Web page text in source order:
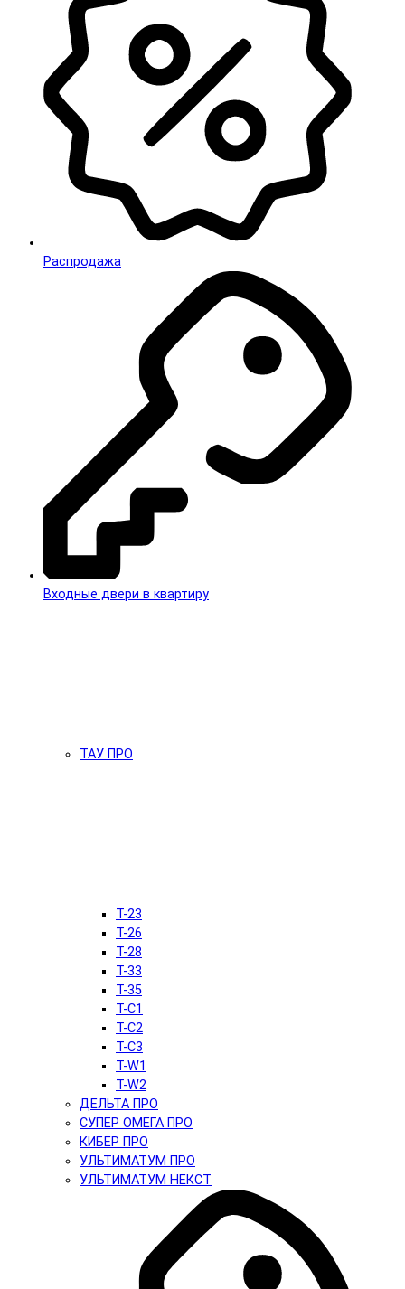
Распродажа
Входные двери в квартиру
ТАУ ПРО
T-23
T-26
T-28
T-33
T-35
T-C1
T-C2
T-C3
T-W1
T-W2
ДЕЛЬТА ПРО
СУПЕР ОМЕГА ПРО
КИБЕР ПРО
УЛЬТИМАТУМ ПРО
УЛЬТИМАТУМ НЕКСТ